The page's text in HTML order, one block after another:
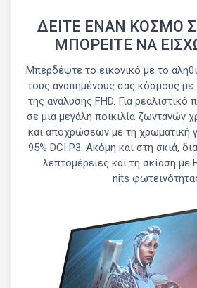
ΔΕΙΤΕ ΕΝΑΝ ΚΟΣΜΟ
ΜΠΟΡΕΙΤΕ ΝΑ
Μπερδέψτε το εικονικό με το
τους αγαπημένους σας κόσμους με
της ανάλυσης FHD. Για ρεαλιστικό
σε μια μεγάλη ποικιλία ζωντανών
και αποχρώσεων με τη χρωματική
95% DCI P3. Ακόμη και στη σκιά,
λεπτομέρειες και τη σκίαση με
nits